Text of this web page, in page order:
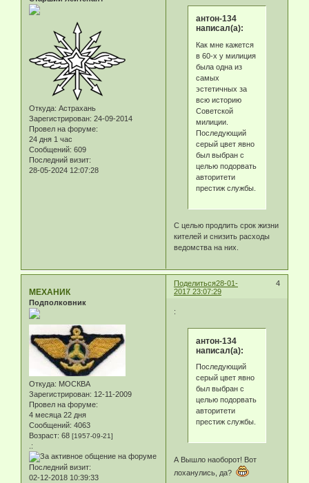
Откуда: Астрахань
Зарегистрирован: 24-09-2014
Провел на форуме:
24 дня 1 час
Сообщений: 609
Последний визит:
28-05-2024 12:07:28
антон-134
написал(а):
Как мне кажется
в 60-х у милиция
была одна из
самых
эстетичных за
всю историю
Советской
милиции.
Последующий
серый цвет явно
был выбран с
целью подорвать
авторитети
престиж службы.
С целью продлить срок жизни
кителей и снизить расходы
ведомства на них.
Поделиться 4
28-01-
2017 23:07:29
МЕХАНИК
Подполковник
Откуда: МОСКВА
Зарегистрирован: 12-11-2009
Провел на форуме:
4 месяца 22 дня
Сообщений: 4063
Возраст: 68 [1957-09-21]
.:
Последний визит:
02-12-2018 10:39:33
:
антон-134
написал(а):
Последующий
серый цвет явно
был выбран с
целью подорвать
авторитети
престиж службы.
А Вышло наоборот! Вот
лоханулись, да?